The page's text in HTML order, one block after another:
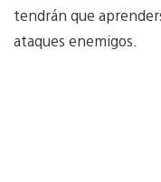
tendrán que
ataques enemigos.